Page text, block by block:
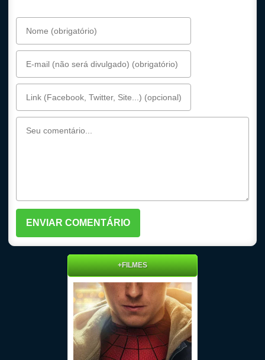
+FILMES